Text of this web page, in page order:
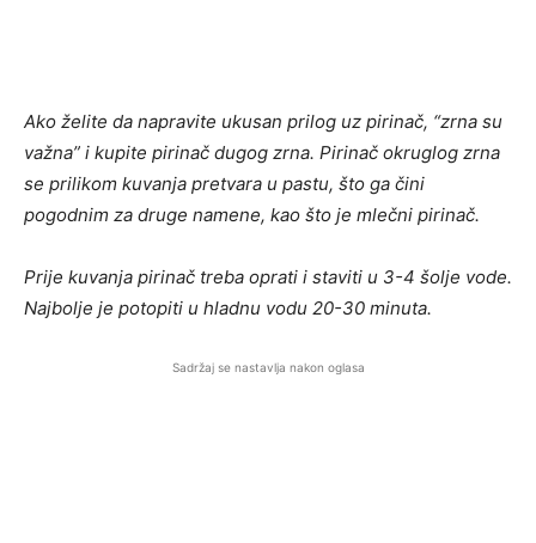
Ako želite da napravite ukusan prilog uz pirinač, “zrna su
važna” i kupite pirinač dugog zrna. Pirinač okruglog zrna
se prilikom kuvanja pretvara u pastu, što ga čini
pogodnim za druge namene, kao što je mlečni pirinač.
Prije kuvanja pirinač treba oprati i staviti u 3-4 šolje vode.
Najbolje je potopiti u hladnu vodu 20-30 minuta.
Sadržaj se nastavlja nakon oglasa